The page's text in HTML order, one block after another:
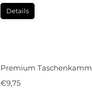
Details
Premium Taschenkamm
€9,75